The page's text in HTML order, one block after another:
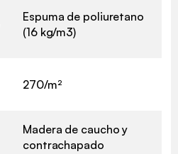
Espuma de poliuretano
(16 kg/m3)
270/m²
Madera de caucho y
contrachapado